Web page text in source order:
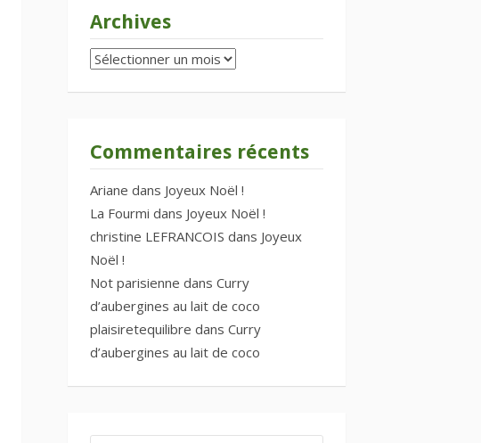
Archives
Archives
Commentaires récents
Ariane dans Joyeux Noël !
La Fourmi dans Joyeux Noël !
christine LEFRANCOIS dans Joyeux
Noël !
Not parisienne dans Curry
d’aubergines au lait de coco
plaisiretequilibre dans Curry
d’aubergines au lait de coco